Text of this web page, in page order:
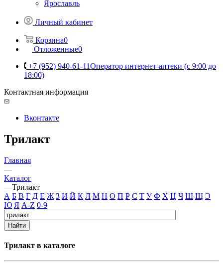
Ярославль
Личный кабинет
Корзина0
Отложенные0
+7 (952) 940-61-11Оператор интернет-аптеки (с 9:00 до
18:00)
Контактная информация
Вконтакте
Трилакт
Главная
—
Каталог
—Трилакт
А Б В Г Д Е Ж З И Й К Л М Н О П Р С Т У Ф Х Ц Ч Ш Щ Э
Ю Я A-Z 0-9
Найти
Трилакт в каталоге